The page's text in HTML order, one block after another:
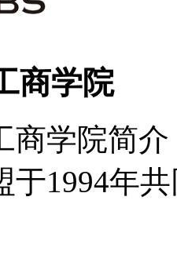
商学院
商学院简
于1994年